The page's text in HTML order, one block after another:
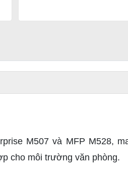
M507 và MFP M528,
cho môi trường văn phòng.